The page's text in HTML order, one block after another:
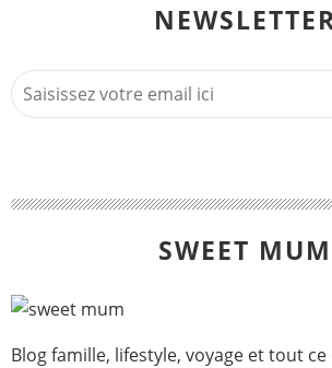
SWEET MUM
Blog famille, lifestyle, voyage et tout